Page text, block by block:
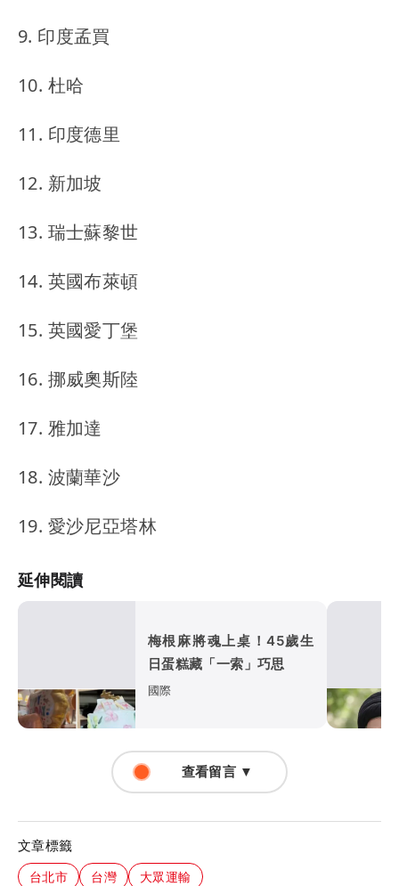
9. 印度孟買
10. 杜哈
11. 印度德里
12. 新加坡
13. 瑞士蘇黎世
14. 英國布萊頓
15. 英國愛丁堡
16. 挪威奧斯陸
17. 雅加達
18. 波蘭華沙
19. 愛沙尼亞塔林
延伸閱讀
梅根麻將魂上桌！45歲生
日蛋糕藏「一索」巧思
國際
查看留言 ▼
文章標籤
台北市 台灣 大眾運輸